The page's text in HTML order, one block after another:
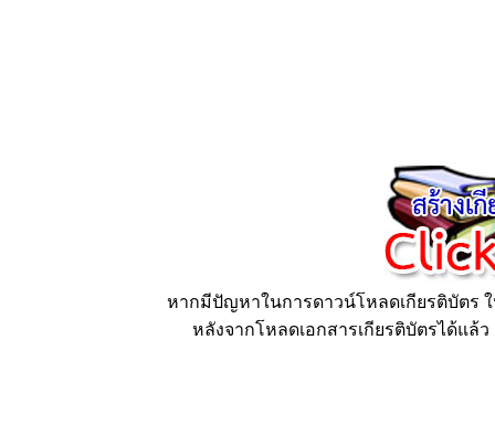
หากมีปัญหาในการดาวน์โหลดเกียรติบัตร
หลังจากโหลดเอกสารเกียรติบัตรได้แล้